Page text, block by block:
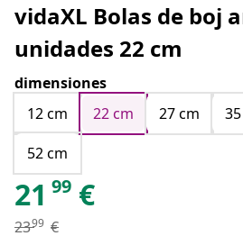
vidaXL Bolas de boj
unidades 22 cm
dimensiones
12 cm
22 cm 27 cm
52 cm
21 99 €
2399 €